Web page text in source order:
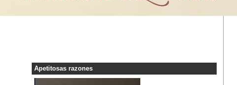
Apetitosas razones